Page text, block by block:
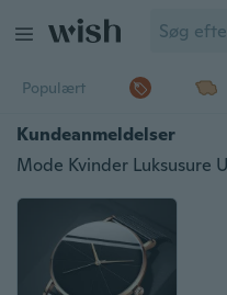
Populært
Kundeanmeldelser